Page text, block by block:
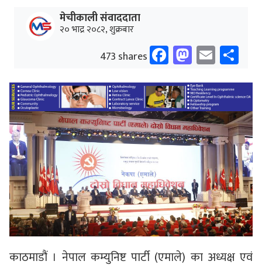
मेचीकाली संवाददाता
२० भाद्र २०८२, शुक्रबार
473 shares Facebook
Email
काठमाडौं । नेपाल कम्युनिष्ट पार्टी (एमाले) का अध्यक्ष एवं